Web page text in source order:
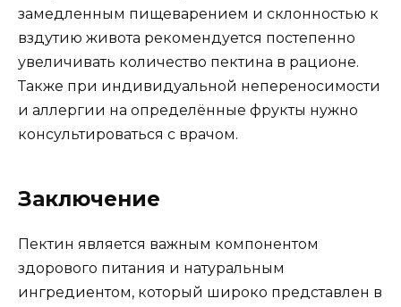
замедленным пищеварением и склонностью к
вздутию живота рекомендуется постепенно
увеличивать количество пектина в рационе.
Также при индивидуальной непереносимости
и аллергии на определённые фрукты нужно
консультироваться с врачом.
Заключение
Пектин является важным компонентом
здорового питания и натуральным
ингредиентом, который широко представлен в